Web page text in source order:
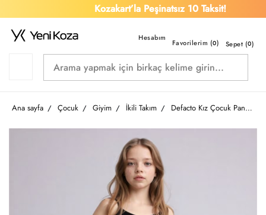
Kozakart’la Peşinatsız 10 Taksit!
Favorilerim (0) Sepet (0)
Ana sayfa Çocuk Giyim İkili Takım Defacto Kız Çocuk Pantolon Takım G7694A8/BK81